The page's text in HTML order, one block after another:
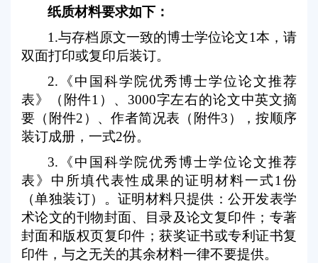
纸质材料要求如下：
1.与存档原文一致的博士学位论文1本，请
双面打印或复印后装订。
2. 《中国科学院优秀博士学位论文推荐
表》（附件1 ）、 3000字左右的论文中英文摘
要（附件2 ）、作者简况表（附件3 ），按顺序
装订成册，一式2份。
3. 《中国科学院优秀博士学位论文推荐
表》中所填代表性成果的证明材料一式1份
（单独装订）。证明材料只提供：公开发表学
术论文的刊物封面、目录及论文复印件；专著
封面和版权页复印件；获奖证书或专利证书复
印件，与之无关的其余材料一律不要提供。